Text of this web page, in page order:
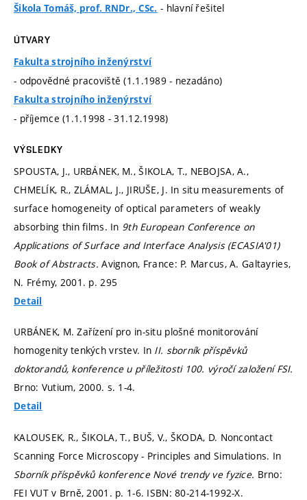
Šikola Tomáš, prof. RNDr., CSc. - hlavní řešitel
ÚTVARY
Fakulta strojního inženýrství
- odpovědné pracoviště (1.1.1989 - nezadáno)
Fakulta strojního inženýrství
- příjemce (1.1.1998 - 31.12.1998)
VÝSLEDKY
SPOUSTA, J., URBÁNEK, M., ŠIKOLA, T., NEBOJSA, A.,
CHMELÍK, R., ZLÁMAL, J., JIRUŠE, J. In situ measurements of
surface homogeneity of optical parameters of weakly
absorbing thin films. In 9th European Conference on
Applications of Surface and Interface Analysis (ECASIA'01)
Book of Abstracts.Avignon, France: P. Marcus, A. Galtayries,
N. Frémy, 2001. p. 295
Detail
URBÁNEK, M. Zařízení pro in-situ plošné monitorování
homogenity tenkých vrstev. In II. sborník příspěvků
doktorandů, konference u příležitosti 100. výročí založení FSI.
Brno: Vutium, 2000. s. 1-4.
Detail
KALOUSEK, R., ŠIKOLA, T., BUŠ, V., ŠKODA, D. Noncontact
Scanning Force Microscopy - Principles and Simulations. In
Sborník příspěvků konference Nové trendy ve fyzice. Brno:
FEI VUT v Brně, 2001. p. 1-6. ISBN: 80-214-1992-X.